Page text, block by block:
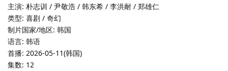
主演: 朴志训 / 尹敬浩 / 韩东希 / 李洪耐 / 郑雄仁
类型: 喜剧 / 奇幻
制片国家/地区: 韩国
语言: 韩语
首播: 2026-05-11(韩国)
集数: 12